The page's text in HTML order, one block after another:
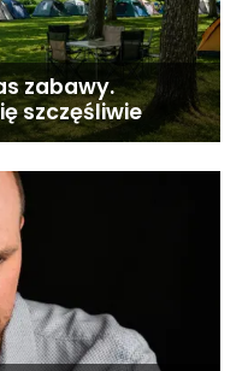
zabawy.
szczęśliwie